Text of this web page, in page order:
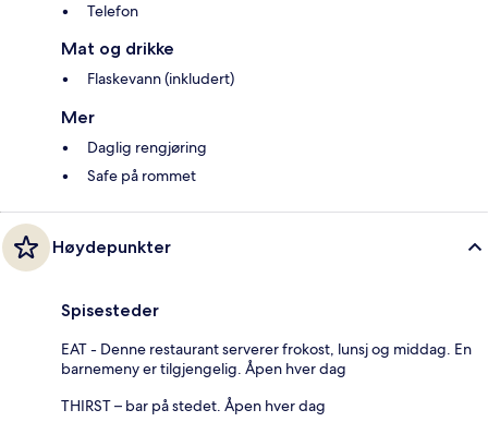
Telefon
Mat og drikke
Flaskevann (inkludert)
Mer
Daglig rengjøring
Safe på rommet
Høydepunkter
Spisesteder
EAT - Denne restaurant serverer frokost, lunsj og middag. En
barnemeny er tilgjengelig. Åpen hver dag
THIRST – bar på stedet. Åpen hver dag